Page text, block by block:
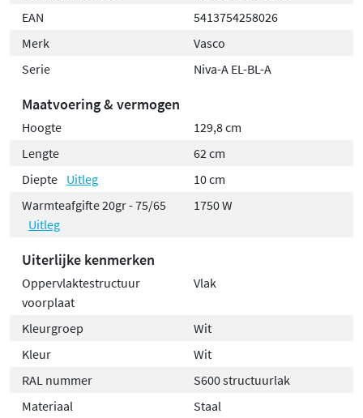
Ingebouwde RF-ontvanger voor besturing via een
EAN
5413754258026
Merk
Vasco
Serie
Niva-A EL-BL-A
Maatvoering & vermogen
Hoogte
129,8 cm
Lengte
62 cm
Diepte Uitleg
10 cm
Warmteafgifte 20gr - 75/65
Uitleg
1750 W
Uiterlijke kenmerken
Oppervlaktestructuur
voorplaat
Vlak
Kleurgroep
Wit
Kleur
Wit
RAL nummer
S600 structuurlak
Materiaal
Staal